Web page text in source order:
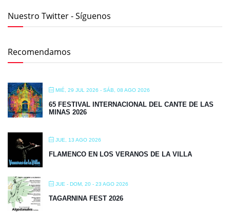
Nuestro Twitter - Síguenos
Recomendamos
MIÉ, 29 JUL 2026 - SÁB, 08 AGO 2026
65 FESTIVAL INTERNACIONAL DEL CANTE DE LAS
MINAS 2026
JUE, 13 AGO 2026
FLAMENCO EN LOS VERANOS DE LA VILLA
JUE - DOM, 20 - 23 AGO 2026
TAGARNINA FEST 2026